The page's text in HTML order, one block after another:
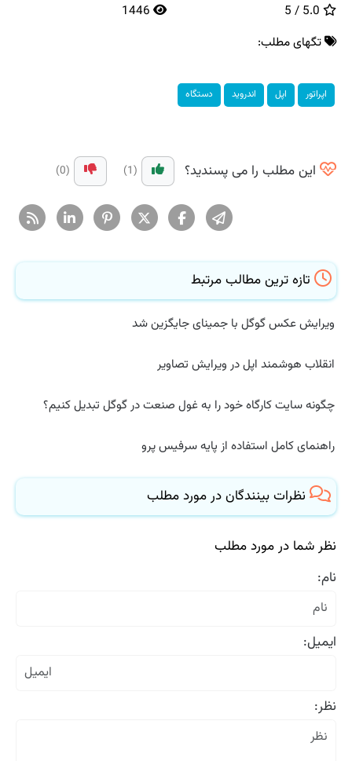
تگهای مطلب:
اپراتور اپل اندروید دستگاه
این مطلب را می پسندید؟ (1)
(0)
تازه ترین مطالب مرتبط
ویرایش عکس گوگل با جمینای جایگزین شد
انقلاب هوشمند اپل در ویرایش تصاویر
چگونه سایت کارگاه خود را به غول صنعت در گوگل تبدیل کنیم؟
راهنمای کامل استفاده از پایه سرفیس پرو
نظرات بینندگان در مورد مطلب
نظر شما در مورد مطلب
نام:
ایمیل:
نظر: